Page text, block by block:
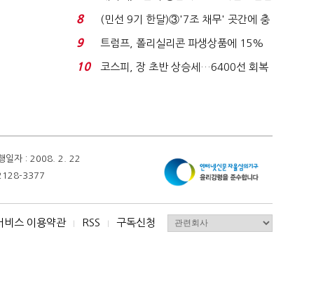
비 0.2% 감소...
8
(민선 9기 한달)③'7조 채무' 곳간에 충
격…추미애, 20년...
9
트럼프, 폴리실리콘 파생상품에 15%
관세…"미 산업 재건"...
10
코스피, 장 초반 상승세…6400선 회복
일자 : 2008. 2. 22
3377
비스 이용약관 I RSS I 구독신청